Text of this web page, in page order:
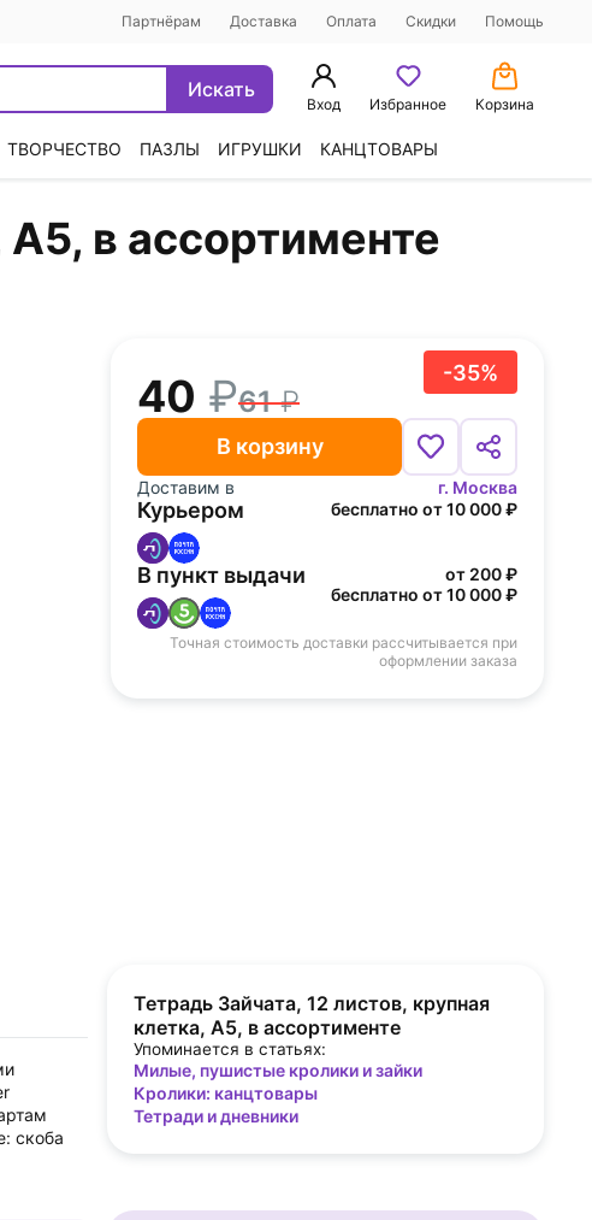
Партнёрам Доставка Оплата Скидки Помощь
Искать
Вход Избранное Корзина
ТВОРЧЕСТВО ПАЗЛЫ ИГРУШКИ КАНЦТОВАРЫ
А5, в ассортименте
-35%
40 61
В корзину
Доставим в г. Москва
Курьером бесплатно от 10 000 ₽
В пункт выдачи
от 200 ₽
бесплатно от 10 000 ₽
Точная стоимость доставки рассчитывается при
оформлении заказа
скоба
Тетрадь Зайчата, 12 листов, крупная
клетка, А5, в ассортименте
Упоминается в статьях:
Милые, пушистые кролики и зайки
Кролики: канцтовары
Тетради и дневники